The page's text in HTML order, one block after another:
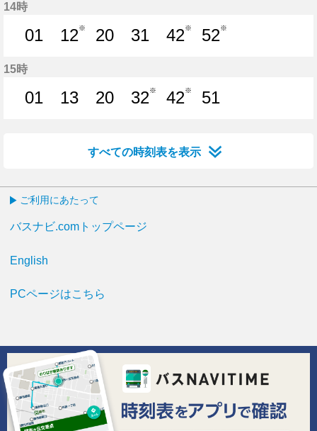
14時
01
12※
20
31
42※
52※
15時
01
13
20
32※
42※
51
すべての時刻表を表示
ご利用にあたって
バスナビ.comトップページ
English
PCページはこちら